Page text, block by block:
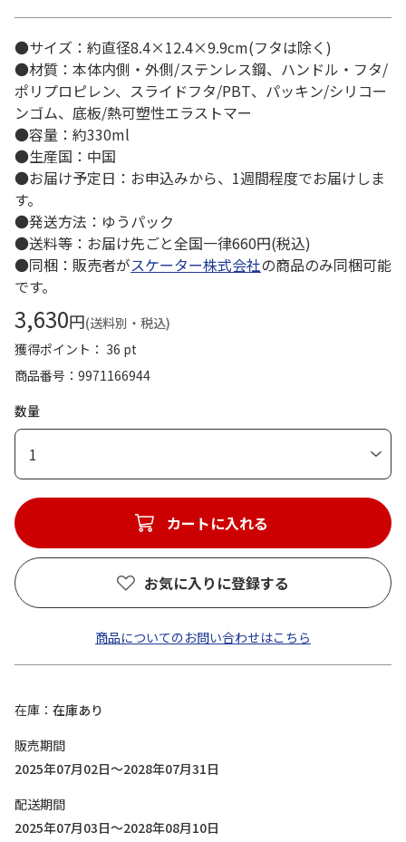
●サイズ：約直径8.4×12.4×9.9cm(フタは除く)
●材質：本体内側・外側/ステンレス鋼、ハンドル・フタ/
ポリプロピレン、スライドフタ/PBT、パッキン/シリコー
ンゴム、底板/熱可塑性エラストマー
●容量：約330ml
●生産国：中国
●お届け予定日：お申込みから、1週間程度でお届けしま
す。
●発送方法：ゆうパック
●送料等：お届け先ごと全国一律660円(税込)
●同梱：販売者がスケーター株式会社の商品のみ同梱可能
です。
3,630円(送料別・税込)
獲得ポイント： 36 pt
商品番号
9971166944
数量
1
カートに入れる
お気に入りに登録する
商品についてのお問い合わせはこちら
在庫
在庫あり
販売期間
2025年07月02日～2028年07月31日
配送期間
2025年07月03日～2028年08月10日